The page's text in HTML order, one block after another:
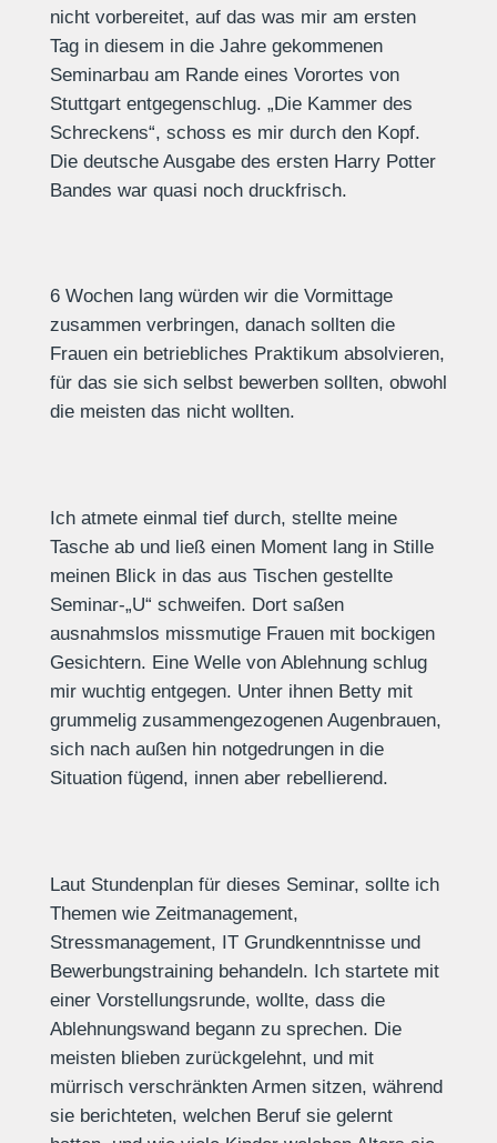
nicht vorbereitet, auf das was mir am ersten
Tag in diesem in die Jahre gekommenen
Seminarbau am Rande eines Vorortes von
Stuttgart entgegenschlug. „Die Kammer des
Schreckens“, schoss es mir durch den Kopf.
Die deutsche Ausgabe des ersten Harry Potter
Bandes war quasi noch druckfrisch.
6 Wochen lang würden wir die Vormittage
zusammen verbringen, danach sollten die
Frauen ein betriebliches Praktikum absolvieren,
für das sie sich selbst bewerben sollten, obwohl
die meisten das nicht wollten.
Ich atmete einmal tief durch, stellte meine
Tasche ab und ließ einen Moment lang in Stille
meinen Blick in das aus Tischen gestellte
Seminar-„U“ schweifen. Dort saßen
ausnahmslos missmutige Frauen mit bockigen
Gesichtern. Eine Welle von Ablehnung schlug
mir wuchtig entgegen. Unter ihnen Betty mit
grummelig zusammengezogenen Augenbrauen,
sich nach außen hin notgedrungen in die
Situation fügend, innen aber rebellierend.
Laut Stundenplan für dieses Seminar, sollte ich
Themen wie Zeitmanagement,
Stressmanagement, IT Grundkenntnisse und
Bewerbungstraining behandeln. Ich startete mit
einer Vorstellungsrunde, wollte, dass die
Ablehnungswand begann zu sprechen. Die
meisten blieben zurückgelehnt, und mit
mürrisch verschränkten Armen sitzen, während
sie berichteten, welchen Beruf sie gelernt